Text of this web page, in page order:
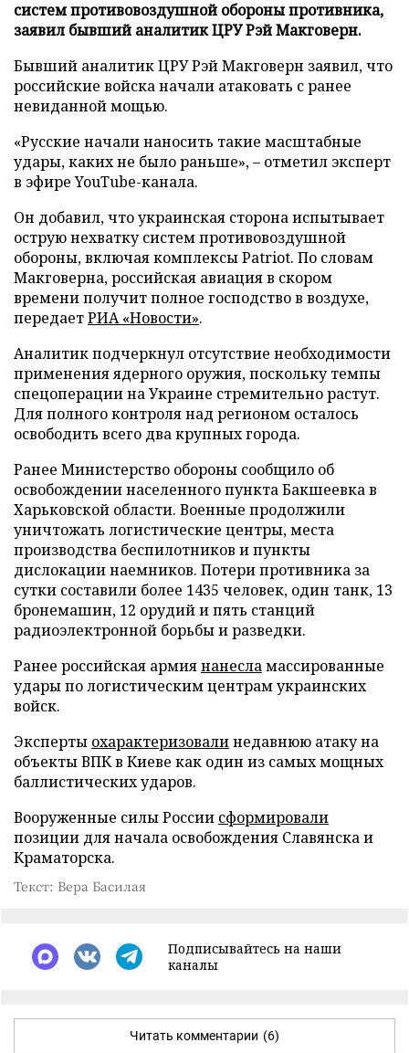
систем противовоздушной обороны противника,
заявил бывший аналитик ЦРУ Рэй Макговерн.
Бывший аналитик ЦРУ Рэй Макговерн заявил, что
российские войска начали атаковать с ранее
невиданной мощью.
«Русские начали наносить такие масштабные
удары, каких не было раньше», – отметил эксперт
в эфире YouTube-канала.
Он добавил, что украинская сторона испытывает
острую нехватку систем противовоздушной
обороны, включая комплексы Patriot. По словам
Макговерна, российская авиация в скором
времени получит полное господство в воздухе,
передаетРИА «Новости».
Аналитик подчеркнул отсутствие необходимости
применения ядерного оружия, поскольку темпы
спецоперации на Украине стремительно растут.
Для полного контроля над регионом осталось
освободить всего два крупных города.
Ранее Министерство обороны сообщило об
освобождении населенного пункта Бакшеевка в
Харьковской области. Военные продолжили
уничтожать логистические центры, места
производства беспилотников и пункты
дислокации наемников. Потери противника за
сутки составили более 1435 человек, один танк, 13
бронемашин, 12 орудий и пять станций
радиоэлектронной борьбы и разведки.
Ранее российская армиянанесламассированные
удары по логистическим центрам украинских
войск.
Эксперты охарактеризовалинедавнюю атаку на
объекты ВПК в Киеве как один из самых мощных
баллистических ударов.
Вооруженные силы России сформировали
позиции для начала освобождения Славянска и
Краматорска.
Текст: Вера Басилая
Подписывайтесь на наши
каналы
Читать комментарии (6)